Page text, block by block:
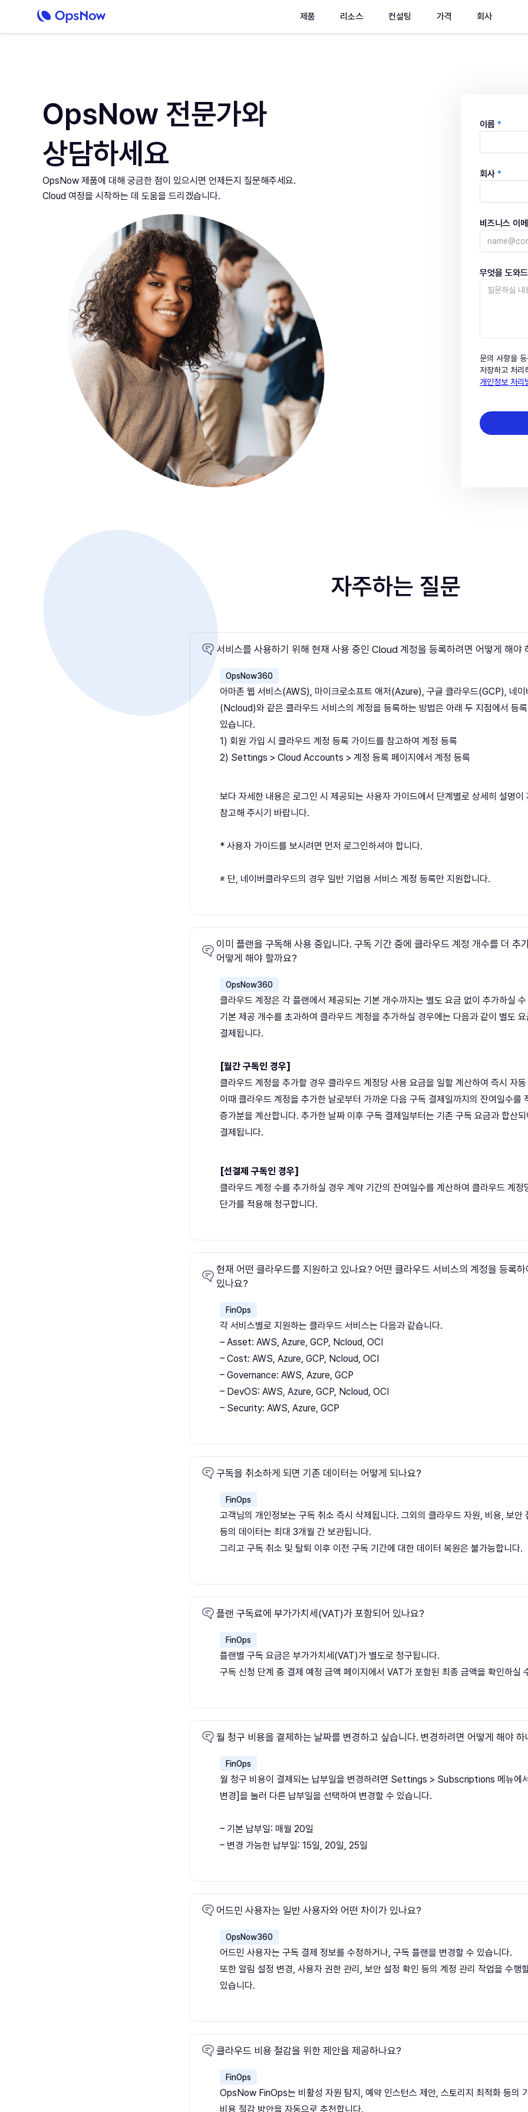
제품 리소스 컨설팅 가격 회사
OpsNow 전문가와
상담하세요
OpsNow 제품에 대해 궁금한 점이 있으시면 언제든지 질문해주세요.
Cloud 여정을 시작하는 데 도움을 드리겠습니다.
이름 *
회사 *
비즈니스 이
무엇을 도와
문의 사항을
저장하고 처리
개인정보 처리
자주하는 질문
서비스를 사용하기 위해 현재 사용 중인 Cloud 계정을 등록하려면 어떻게 해야
OpsNow360
아마존 웹 서비스(AWS), 마이크로소프트 애저(Azure), 구글 클라우드(GCP), 네이
(Ncloud)와 같은 클라우드 서비스의 계정을 등록하는 방법은 아래 두 지점에서 등
있습니다.
1) 회원 가입 시 클라우드 계정 등록 가이드를 참고하여 계정 등록
2) Settings > Cloud Accounts > 계정 등록 페이지에서 계정 등록
보다 자세한 내용은 로그인 시 제공되는 사용자 가이드에서 단계별로 상세히 설명이
참고해 주시기 바랍니다.
* 사용자 가이드를 보시려면 먼저 로그인하셔야 합니다.
※ 단, 네이버클라우드의 경우 일반 기업용 서비스 계정 등록만 지원합니다.
이미 플랜을 구독해 사용 중입니다. 구독 기간 중에 클라우드 계정 개수를 더 추
어떻게 해야 할까요?
OpsNow360
클라우드 계정은 각 플랜에서 제공되는 기본 개수까지는 별도 요금 없이 추가하실
기본 제공 개수를 초과하여 클라우드 계정을 추가하실 경우에는 다음과 같이 별도
결제됩니다.
[월간 구독인 경우]
클라우드 계정을 추가할 경우 클라우드 계정당 사용 요금을 일할 계산하여 즉시 자
이때 클라우드 계정을 추가한 날로부터 가까운 다음 구독 결제일까지의 잔여일수를
증가분을 계산합니다. 추가한 날짜 이후 구독 결제일부터는 기존 구독 요금과 합산
결제됩니다.
[선결제 구독인 경우]
클라우드 계정 수를 추가하실 경우 계약 기간의 잔여일수를 계산하여 클라우드 계정
단가를 적용해 청구합니다.
현재 어떤 클라우드를 지원하고 있나요? 어떤 클라우드 서비스의 계정을 등록
있나요?
FinOps
각 서비스별로 지원하는 클라우드 서비스는 다음과 같습니다.
– Asset: AWS, Azure, GCP, Ncloud, OCI
– Cost: AWS, Azure, GCP, Ncloud, OCI
– Governance: AWS, Azure, GCP
– DevOS: AWS, Azure, GCP, Ncloud, OCI
– Security: AWS, Azure, GCP
구독을 취소하게 되면 기존 데이터는 어떻게 되나요?
FinOps
고객님의 개인정보는 구독 취소 즉시 삭제됩니다. 그외의 클라우드 자원, 비용, 보안
등의 데이터는 최대 3개월 간 보관됩니다.
그리고 구독 취소 및 탈퇴 이후 이전 구독 기간에 대한 데이터 복원은 불가능합니다.
플랜 구독료에 부가가치세(VAT)가 포함되어 있나요?
FinOps
플랜별 구독 요금은 부가가치세(VAT)가 별도로 청구됩니다.
구독 신청 단계 중 결제 예정 금액 페이지에서 VAT가 포함된 최종 금액을 확인하실
월 청구 비용을 결제하는 날짜를 변경하고 싶습니다. 변경하려면 어떻게 해야 하
FinOps
월 청구 비용이 결제되는 납부일을 변경하려면 Settings > Subscriptions 메뉴에
변경]을 눌러 다른 납부일을 선택하여 변경할 수 있습니다.
– 기본 납부일: 매월 20일
– 변경 가능한 납부일: 15일, 20일, 25일
어드민 사용자는 일반 사용자와 어떤 차이가 있나요?
OpsNow360
어드민 사용자는 구독 결제 정보를 수정하거나, 구독 플랜을 변경할 수 있습니다.
또한 알림 설정 변경, 사용자 권한 관리, 보안 설정 확인 등의 계정 관리 작업을 수행
있습니다.
클라우드 비용 절감을 위한 제안을 제공하나요?
FinOps
OpsNow FinOps는 비활성 자원 탐지, 예약 인스턴스 제안, 스토리지 최적화 등의
비용 절감 방안을 자동으로 추천합니다.